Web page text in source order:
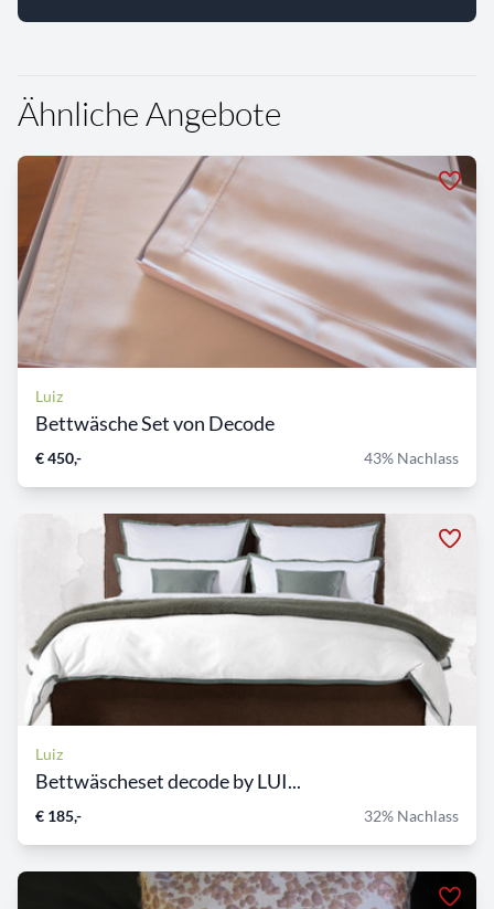
Ähnliche Angebote
Luiz
Bettwäsche Set von Decode
€ 450,- 43% Nachlass
Luiz
Bettwäscheset decode by LUI...
€ 185,- 32% Nachlass